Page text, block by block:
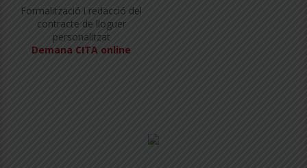
Formalització i redacció del
contracte de lloguer
personalitzat
Demana CITA online